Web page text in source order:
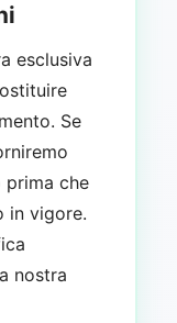
esclusiva
Se
prima che
in vigore.
nostra